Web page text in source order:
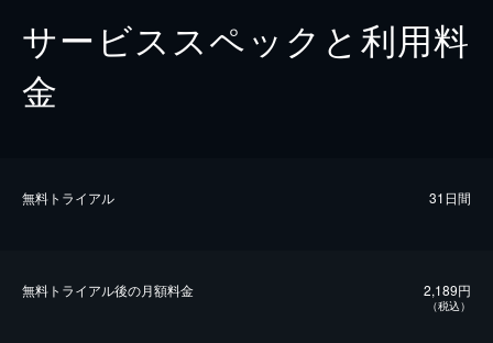
サービススペックと利用料
金
無料トライアル 31日間
無料トライアル後の⽉額料金 2,189円
（税込）